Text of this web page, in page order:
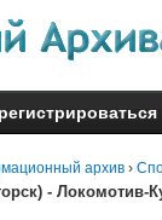
архив ›
- Локомотив-